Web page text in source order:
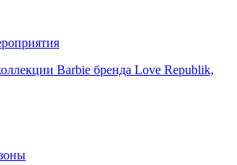
Barbie бренда Love Republik,